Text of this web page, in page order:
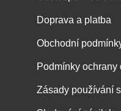
Doprava a platba
Obchodní
Podmínky ochrany
Zásady používání